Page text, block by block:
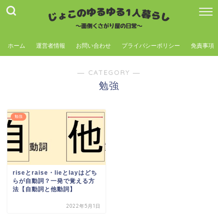
ホーム 運営者情報 お問い合わせ プライバシーポリシー 免責事項
― CATEGORY ―
勉強
勉強
riseとraise・lieとlayはどち
らが自動詞？一発で覚える方
法【自動詞と他動詞】
2022年5月1日